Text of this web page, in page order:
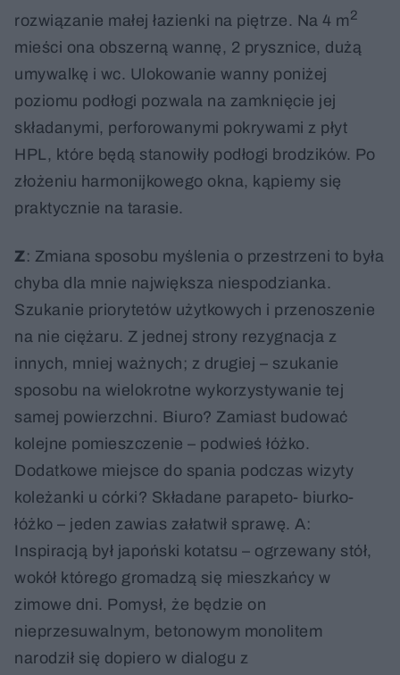
rozwiązanie małej łazienki na piętrze. Na 4 m2
mieści ona obszerną wannę, 2 prysznice, dużą
umywalkę i wc. Ulokowanie wanny poniżej
poziomu podłogi pozwala na zamknięcie jej
składanymi, perforowanymi pokrywami z płyt
HPL, które będą stanowiły podłogi brodzików. Po
złożeniu harmonijkowego okna, kąpiemy się
praktycznie na tarasie.
Z: Zmiana sposobu myślenia o przestrzeni to była
chyba dla mnie największa niespodzianka.
Szukanie priorytetów użytkowych i przenoszenie
na nie ciężaru. Z jednej strony rezygnacja z
innych, mniej ważnych; z drugiej – szukanie
sposobu na wielokrotne wykorzystywanie tej
samej powierzchni. Biuro? Zamiast budować
kolejne pomieszczenie – podwieś łóżko.
Dodatkowe miejsce do spania podczas wizyty
koleżanki u córki? Składane parapeto- biurko-
łóżko – jeden zawias załatwił sprawę. A:
Inspiracją był japoński kotatsu – ogrzewany stół,
wokół którego gromadzą się mieszkańcy w
zimowe dni. Pomysł, że będzie on
nieprzesuwalnym, betonowym monolitem
narodził się dopiero w dialogu z